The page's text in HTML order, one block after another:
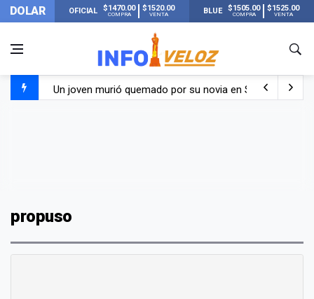
DOLAR OFICIAL $1470.00
COMPRA
$1520.00
VENTA BLUE $1505.00
COMPRA
$1525.00
VENTA
Un joven murió quemado por su novia en San Luis:
propuso